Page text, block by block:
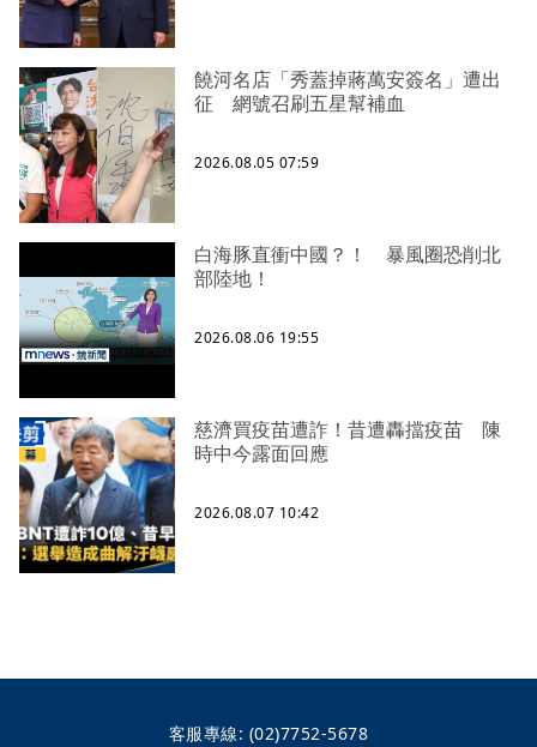
饒河名店「秀蓋掉蔣萬安簽名」遭出
征 網號召刷五星幫補血
2026.08.05 07:59
白海豚直衝中國？！ 暴風圈恐削北
部陸地！
2026.08.06 19:55
慈濟買疫苗遭詐！昔遭轟擋疫苗 陳
時中今露面回應
2026.08.07 10:42
客服專線: (02)7752-5678